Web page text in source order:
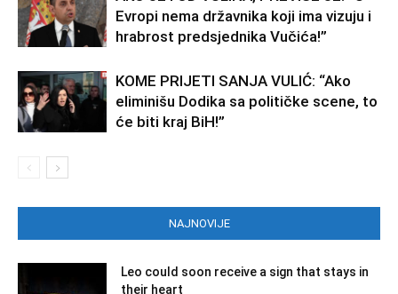
Evropi nema državnika koji ima vizuju i
hrabrost predsjednika Vučića!”
KOME PRIJETI SANJA VULIĆ: “Ako
eliminišu Dodika sa političke scene, to
će biti kraj BiH!”
NAJNOVIJE
Leo could soon receive a sign that stays in
their heart